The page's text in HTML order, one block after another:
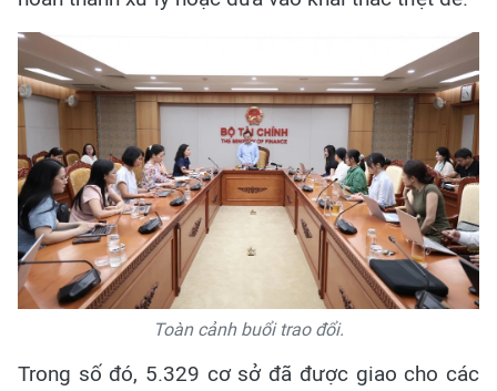
Toàn cảnh buổi trao đổi.
Trong số đó, 5.329 cơ sở đã được giao cho các